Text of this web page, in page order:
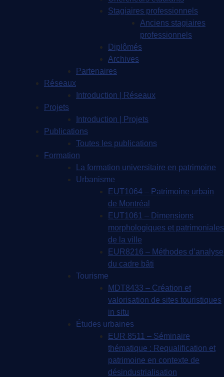
Stagiaires professionnels
Anciens stagiaires
professionnels
Diplômés
Archives
Partenaires
Réseaux
Introduction | Réseaux
Projets
Introduction | Projets
Publications
Toutes les publications
Formation
La formation universitaire en patrimoine
Urbanisme
EUT1064 – Patrimoine urbain
de Montréal
EUT1061 – Dimensions
morphologiques et patrimoniales
de la ville
EUR8216 – Méthodes d’analyse
du cadre bâti
Tourisme
MDT8433 – Création et
valorisation de sites touristiques
in situ
Études urbaines
EUR 8511 – Séminaire
thématique : Requalification et
patrimoine en contexte de
désindustrialisation